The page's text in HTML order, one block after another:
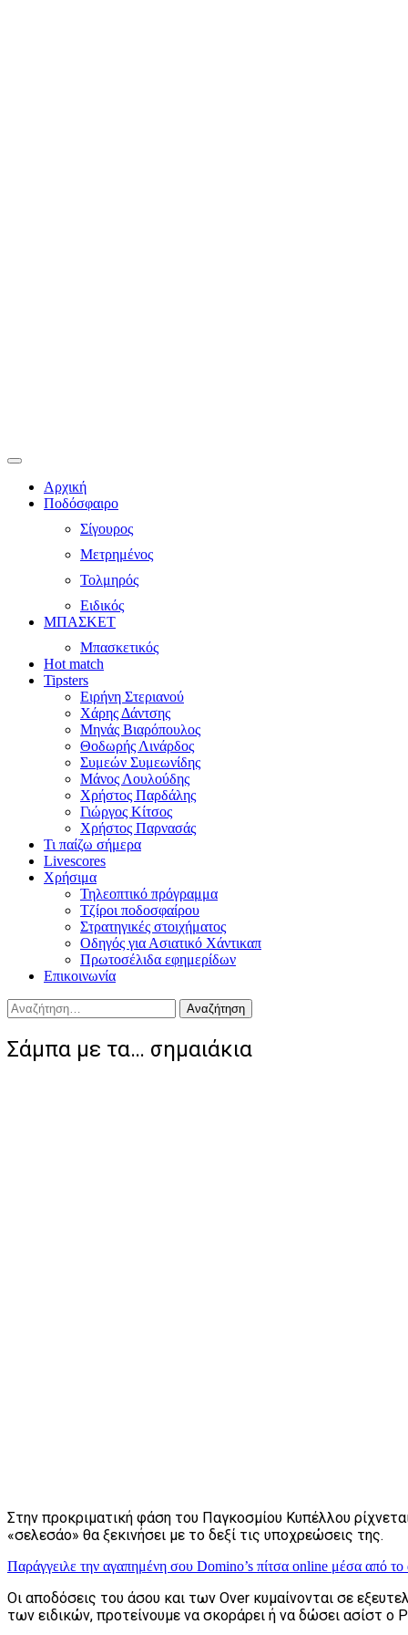
Αρχική
Ποδόσφαιρο
Σίγουρος
Μετρημένος
Τολμηρός
Ειδικός
ΜΠΑΣΚΕΤ
Μπασκετικός
Hot match
Tipsters
Ειρήνη Στεριανού
Χάρης Δάντσης
Μηνάς Βιαρόπουλος
Θοδωρής Λινάρδος
Συμεών Συμεωνίδης
Μάνος Λουλούδης
Χρήστος Παρδάλης
Γιώργος Κίτσος
Χρήστος Παρνασάς
Τι παίζω σήμερα
Livescores
Χρήσιμα
Τηλεοπτικό πρόγραμμα
Τζίροι ποδοσφαίρου
Στρατηγικές στοιχήματος
Οδηγός για Ασιατικό Χάντικαπ
Πρωτοσέλιδα εφημερίδων
Επικοινωνία
Αναζήτηση
για:
Σάμπα με τα… σημαιάκια
Στην προκριματική φάση του Παγκοσμίου Κυπέλλου
«σελεσάο» θα ξεκινήσει με το δεξί τις υποχρεώσεις της.
Παράγγειλε την αγαπημένη σου Domino’s πίτσα online μέσα από
Οι αποδόσεις του άσου και των Over κυμαίνονται σε
των ειδικών, προτείνουμε να σκοράρει ή να δώσει ασίστ ο